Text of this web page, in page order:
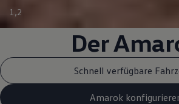
1 ,2
Der
Schnell verfügbare
Amarok